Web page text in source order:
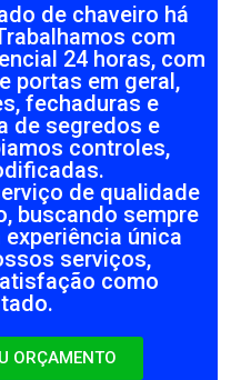
de chaveiro há
com
24 horas, com
portas em geral,
fechaduras e
de segredos e
controles,
de qualidade
buscando sempre
única
serviços,
como
ORÇAMENTO